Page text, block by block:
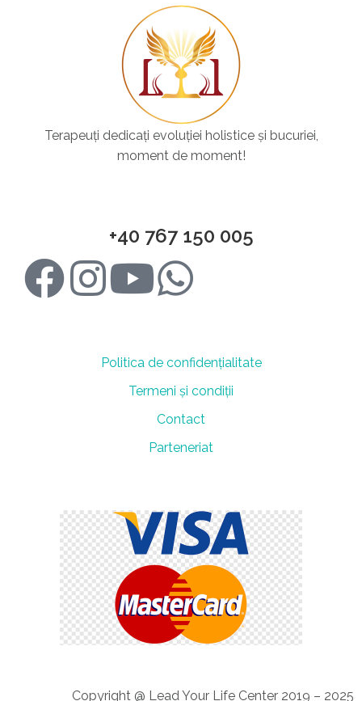
Terapeuți dedicați evoluției holistice și bucuriei,
moment de moment!
+40 767 150 005
Politica de confidențialitate
Termeni și condiții
Contact
Parteneriat
Copyright @ Lead Your Life Center 2019 – 2025